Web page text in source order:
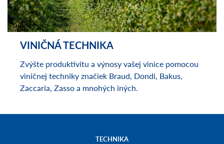
Zvýšte produktivitu a výnosy vašej vinice pomocou
viničnej techniky značiek Braud, Dondi, Bakus,